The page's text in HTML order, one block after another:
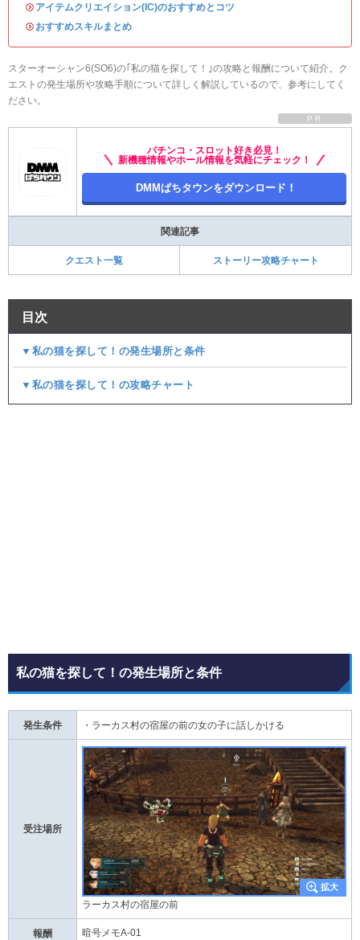
・ アイテムクリエイション(IC)のおすすめとコツ
・ おすすめスキルまとめ
スターオーシャン6(SO6)の｢私の猫を探して！｣の攻略と報酬について紹介。ク
エストの発生場所や攻略手順について詳しく解説しているので、参考にしてく
ださい。
PR
パチンコ・スロット好き必見！
新機種情報やホール情報を気軽にチェック！
DMMぱちタウンをダウンロード！
関連記事
クエスト一覧 ストーリー攻略チャート
目次
▼私の猫を探して！の発生場所と条件
▼私の猫を探して！の攻略チャート
私の猫を探して！の発生場所と条件
発生条件 ・ラーカス村の宿屋の前の女の子に話しかける
受注場所
ラーカス村の宿屋の前
報酬 暗号メモA-01